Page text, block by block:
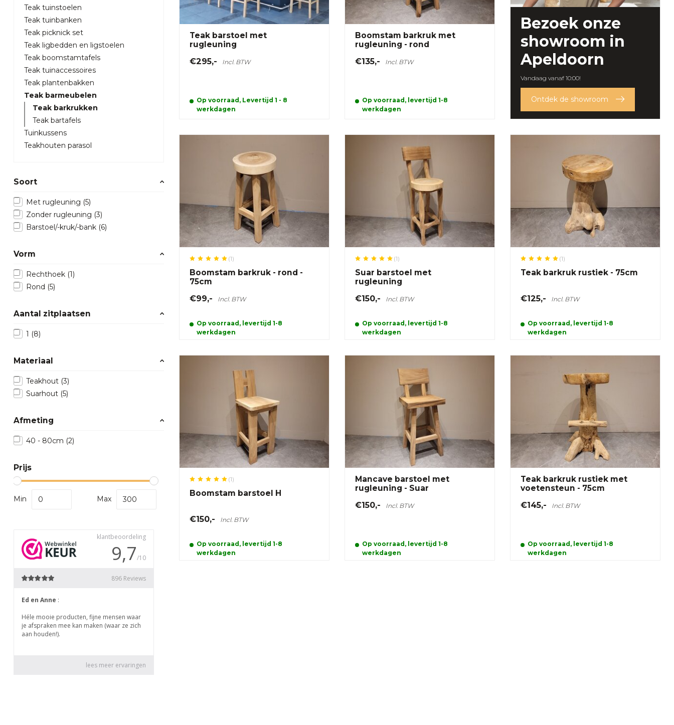
Teak tuinstoelen
Teak tuinbanken
Teak picknick set
Teak ligbedden en ligstoelen
Teak boomstamtafels
Teak tuinaccessoires
Teak plantenbakken
Teak barmeubelen
Teak barkrukken
Teak bartafels
Tuinkussens
Teakhouten parasol
Soort
Met rugleuning (5)
Zonder rugleuning (3)
Barstoel/-kruk/-bank (6)
Vorm
Rechthoek (1)
Rond (5)
Aantal zitplaatsen
1 (8)
Materiaal
Teakhout (3)
Suarhout (5)
Afmeting
40 - 80cm (2)
Prijs
Min Max
Teak barstoel met
rugleuning
€295,- Incl. BTW
Op voorraad, Levertijd 1 - 8
werkdagen
Boomstam barkruk met
rugleuning - rond
€135,- Incl. BTW
Op voorraad, levertijd 1-8
werkdagen
Bezoek onze
showroom in
Apeldoorn
Vandaag vanaf 10:00!
Ontdek de showroom
(1)
Boomstam barkruk - rond -
75cm
€99,- Incl. BTW
Op voorraad, levertijd 1-8
werkdagen
(1)
Suar barstoel met
rugleuning
€150,- Incl. BTW
Op voorraad, levertijd 1-8
werkdagen
(1)
Teak barkruk rustiek - 75cm
€125,- Incl. BTW
Op voorraad, levertijd 1-8
werkdagen
(1)
Boomstam barstoel H
€150,- Incl. BTW
Op voorraad, levertijd 1-8
werkdagen
Mancave barstoel met
rugleuning - Suar
€150,- Incl. BTW
Op voorraad, levertijd 1-8
werkdagen
Teak barkruk rustiek met
voetensteun - 75cm
€145,- Incl. BTW
Op voorraad, levertijd 1-8
werkdagen